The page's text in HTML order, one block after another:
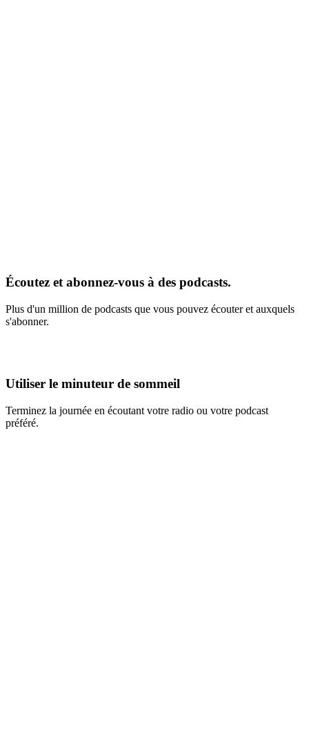
Écoutez et abonnez-vous à des podcasts.
Plus d'un million de podcasts que vous pouvez écouter et auxquels
s'abonner.
Utiliser le minuteur de sommeil
Terminez la journée en écoutant votre radio ou votre podcast
préféré.